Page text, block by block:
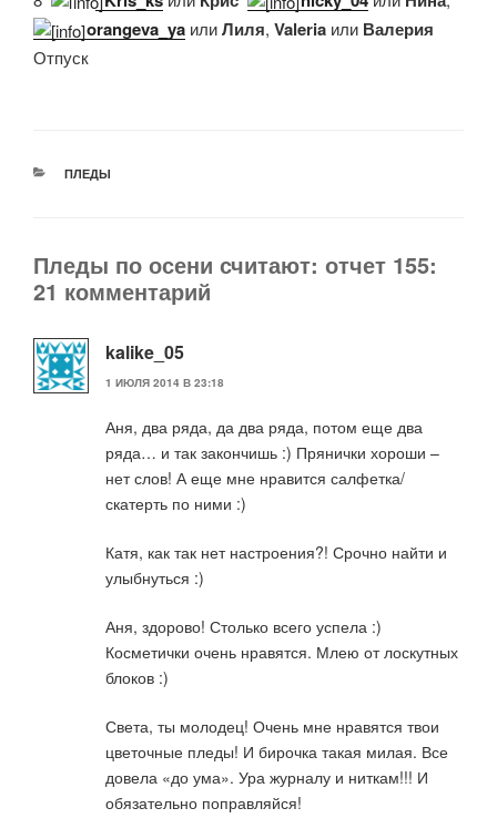
orangeva_ya илиЛиля, Valeria или Валерия
Отпуск
РУБРИКИ
ПЛЕДЫ
Пледы по осени считают: отчет 155:
21 комментарий
kalike_05
1 ИЮЛЯ 2014 В 23:18
Аня, два ряда, да два ряда, потом еще два
ряда… и так закончишь :) Прянички хороши –
нет слов! А еще мне нравится салфетка/
скатерть по ними :)
Катя, как так нет настроения?! Срочно найти и
улыбнуться :)
Аня, здорово! Столько всего успела :)
Косметички очень нравятся. Млею от лоскутных
блоков :)
Света, ты молодец! Очень мне нравятся твои
цветочные пледы! И бирочка такая милая. Все
довела «до ума». Ура журналу и ниткам!!! И
обязательно поправляйся!